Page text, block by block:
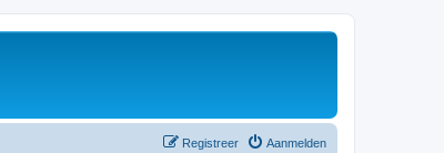
Aanmelden
Registreer